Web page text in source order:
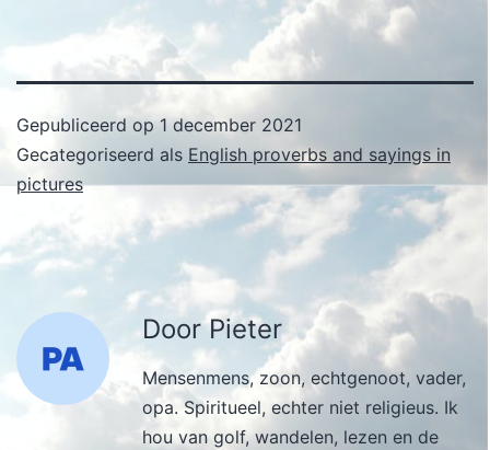
Gepubliceerd op1 december 2021
Gecategoriseerd als English proverbs and sayings in
pictures
Door Pieter
Mensenmens, zoon, echtgenoot, vader,
opa. Spiritueel, echter niet religieus. Ik
hou van golf, wandelen, lezen en de